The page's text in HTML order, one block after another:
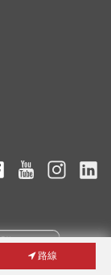
路線